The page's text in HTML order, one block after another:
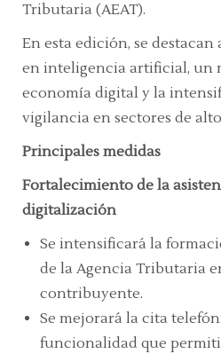
Tributaria (AEAT).
En esta edición, se
en inteligencia artificial, un
economía digital y la
vigilancia en sectores de
Principales medidas
Fortalecimiento de la
digitalización
Se intensificará la
de la Agencia Tributaria
contribuyente.
Se mejorará la cita
funcionalidad que